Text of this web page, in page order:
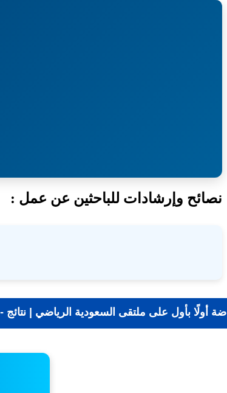
نصائح وإرشادات للباحثين عن عمل :
📰 جديد الرياضة أولًا بأول على ملتقى